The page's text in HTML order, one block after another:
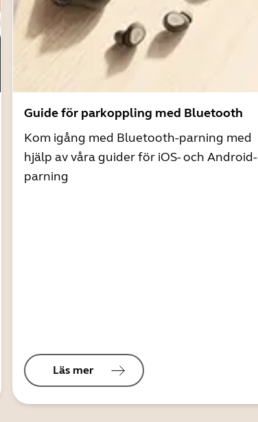
Guide för parkoppling med Bluetooth
Kom igång med Bluetooth-parning med
hjälp av våra guider för iOS- och Android-
parning
Läs mer